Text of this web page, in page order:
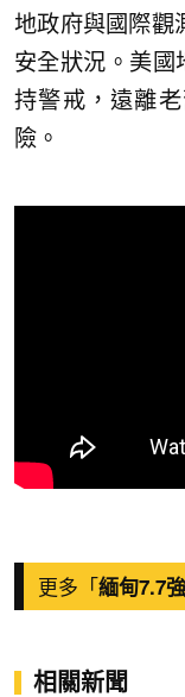
地政府與國際觀
安全狀況。美國
持警戒，遠離
險。
更多「緬甸7.7
相關新聞